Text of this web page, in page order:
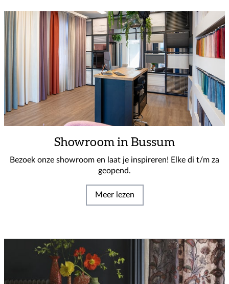
Showroom in Bussum
Bezoek onze showroom en laat je inspireren! Elke di t/m za
geopend.
Meer lezen